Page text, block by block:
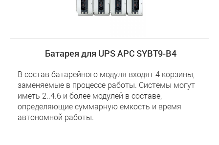
Батарея для UPS APC SYBT9-B4
В состав батарейного модуля входят 4 корзины,
заменяемые в процессе работы. Системы могут
иметь 2..4.6 и более модулей в составе,
определяющие суммарную емкость и время
автономной работы.